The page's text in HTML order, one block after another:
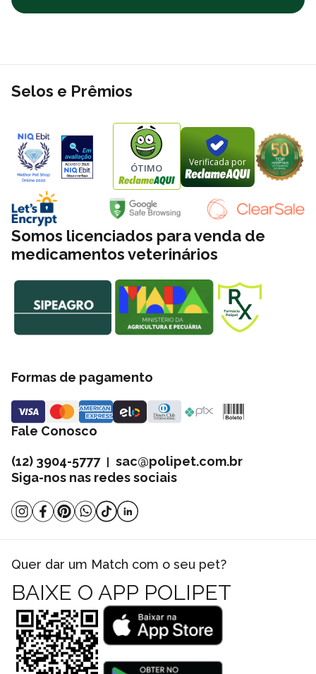
Selos e Prêmios
ÓTIMO Verificada por
Somos licenciados para venda de
medicamentos veterinários
Formas de pagamento
Fale Conosco
(12) 3904-5777| sac@polipet.com.br
Siga-nos nas redes sociais
Quer dar um Match com o seu pet?
BAIXE O APP POLIPET